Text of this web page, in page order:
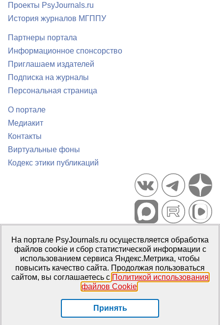
Проекты PsyJournals.ru
История журналов МГППУ
Партнеры портала
Информационное спонсорство
Приглашаем издателей
Подписка на журналы
Персональная страница
О портале
Медиакит
Контакты
Виртуальные фоны
Кодекс этики публикаций
Портал психологических изданий PsyJournals.ru, 2007–2026
Правила использования материалов
Свидетельство регистрации СМИЭл № ФС77-66447 от 14 июля
2016 г.
Издатель: ФГБОУ ВО МГППУ
На портале PsyJournals.ru осуществляется обработка
файлов cookie и сбор статистической информации с
использованием сервиса Яндекс.Метрика, чтобы
повысить качество сайта. Продолжая пользоваться
сайтом, вы соглашаетесь с Политикой использования
файлов Cookie.
Принять